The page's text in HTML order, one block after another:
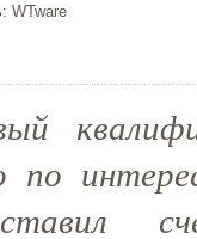
WTware
по